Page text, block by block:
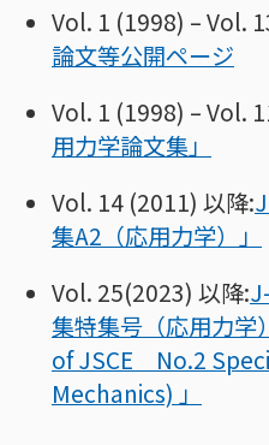
Vol. 1 (1998) – Vol.
論文等公開ページ
Vol. 1 (1998) – Vol.
用力学論文集」
Vol. 14 (2011) 以降:
集A2（応用力学）」
Vol. 25(2023) 以降:
集特集号（応用力学
of JSCE No.2
Mechanics) 」